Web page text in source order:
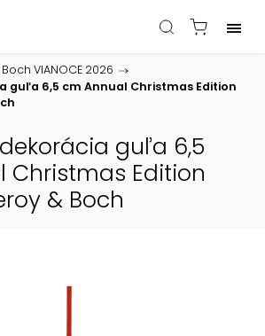
VIANOCE 2026 /
guľa 6,5 cm Annual Christmas Edition
guľa 6,5
Christmas Edition
& Boch